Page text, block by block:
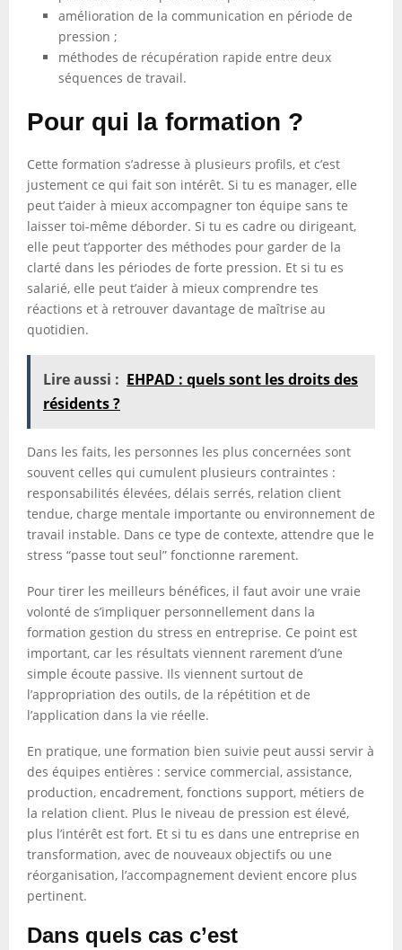
amélioration de la communication en période de
pression ;
méthodes de récupération rapide entre deux
séquences de travail.
Pour qui la formation ?
Cette formation s’adresse à plusieurs profils, et c’est
justement ce qui fait son intérêt. Si tu es manager, elle
peut t’aider à mieux accompagner ton équipe sans te
laisser toi-même déborder. Si tu es cadre ou dirigeant,
elle peut t’apporter des méthodes pour garder de la
clarté dans les périodes de forte pression. Et si tu es
salarié, elle peut t’aider à mieux comprendre tes
réactions et à retrouver davantage de maîtrise au
quotidien.
Lire aussi : EHPAD : quels sont les droits des
résidents ?
Dans les faits, les personnes les plus concernées sont
souvent celles qui cumulent plusieurs contraintes :
responsabilités élevées, délais serrés, relation client
tendue, charge mentale importante ou environnement de
travail instable. Dans ce type de contexte, attendre que le
stress “passe tout seul” fonctionne rarement.
Pour tirer les meilleurs bénéfices, il faut avoir une vraie
volonté de s’impliquer personnellement dans la
formation gestion du stress en entreprise. Ce point est
important, car les résultats viennent rarement d’une
simple écoute passive. Ils viennent surtout de
l’appropriation des outils, de la répétition et de
l’application dans la vie réelle.
En pratique, une formation bien suivie peut aussi servir à
des équipes entières : service commercial, assistance,
production, encadrement, fonctions support, métiers de
la relation client. Plus le niveau de pression est élevé,
plus l’intérêt est fort. Et si tu es dans une entreprise en
transformation, avec de nouveaux objectifs ou une
réorganisation, l’accompagnement devient encore plus
pertinent.
Dans quels cas c’est